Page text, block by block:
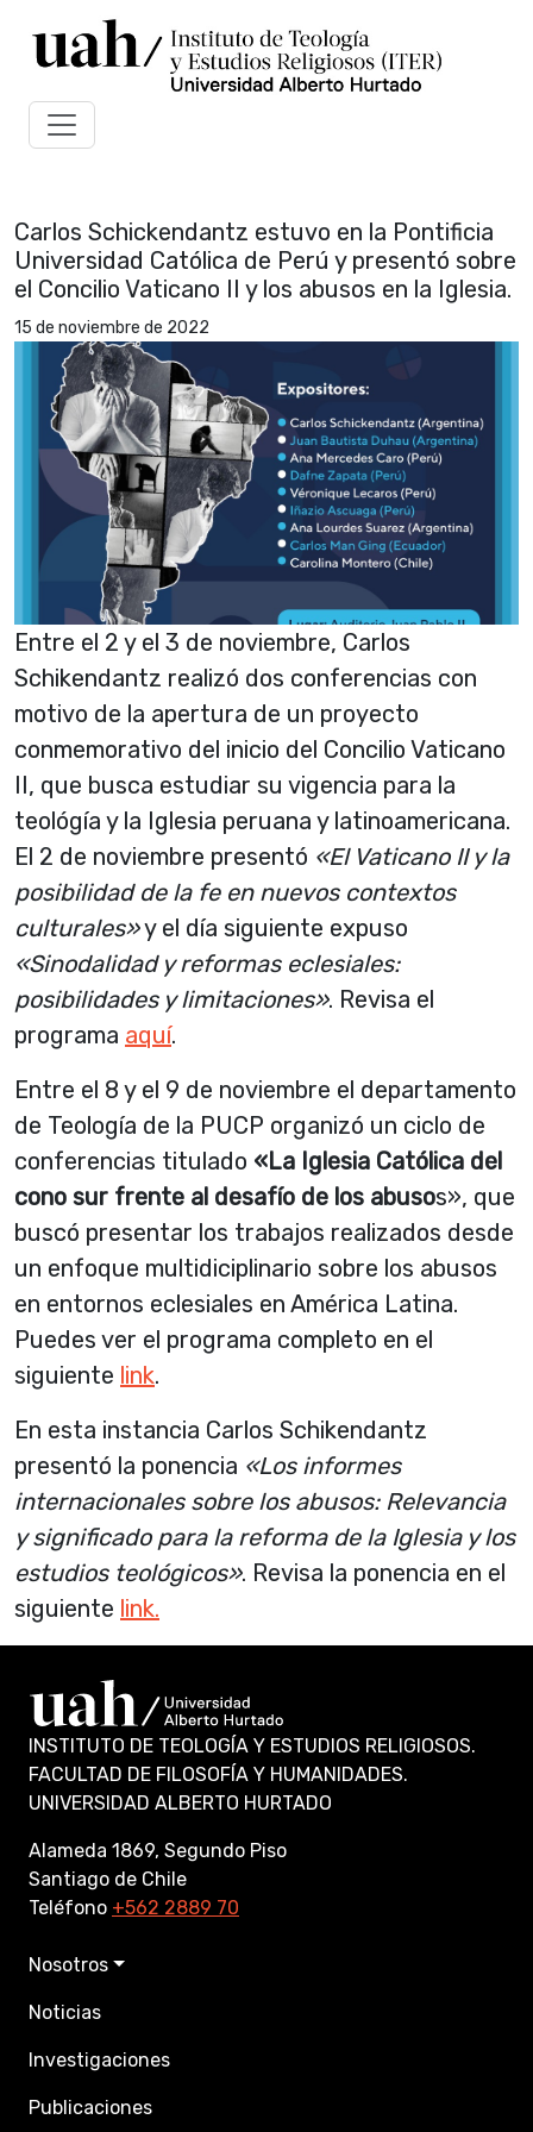
Carlos Schickendantz estuvo en la Pontificia
Universidad Católica de Perú y presentó sobre
el Concilio Vaticano II y los abusos en la Iglesia.
15 de noviembre de 2022
Entre el 2 y el 3 de noviembre, Carlos
Schikendantz realizó dos conferencias con
motivo de la apertura de un proyecto
conmemorativo del inicio del Concilio Vaticano
II, que busca estudiar su vigencia para la
teológía y la Iglesia peruana y latinoamericana.
El 2 de noviembre presentó «El Vaticano II y la
posibilidad de la fe en nuevos contextos
culturales»y el día siguiente expuso
«Sinodalidad y reformas eclesiales:
posibilidades y limitaciones». Revisa el
programa aquí.
Entre el 8 y el 9 de noviembre el departamento
de Teología de la PUCP organizó un ciclo de
conferencias titulado «La Iglesia Católica del
cono sur frente al desafío de los abusos», que
buscó presentar los trabajos realizados desde
un enfoque multidiciplinario sobre los abusos
en entornos eclesiales en América Latina.
Puedes ver el programa completo en el
siguiente link.
En esta instancia Carlos Schikendantz
presentó la ponencia «Los informes
internacionales sobre los abusos: Relevancia
y significado para la reforma de la Iglesia y los
estudios teológicos». Revisa la ponencia en el
siguiente link.
INSTITUTO DE TEOLOGÍA Y ESTUDIOS RELIGIOSOS.
FACULTAD DE FILOSOFÍA Y HUMANIDADES.
UNIVERSIDAD ALBERTO HURTADO
Alameda 1869, Segundo Piso
Santiago de Chile
Teléfono +562 2889 70
Nosotros
Noticias
Investigaciones
Publicaciones